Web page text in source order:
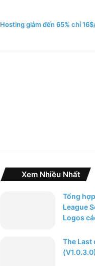
Hosting giảm đến 65% chỉ
Xem Nhiều Nhất
Tổng
League
Logos
The Last
(V1.0.3.0)